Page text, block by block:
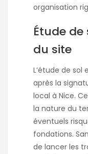
organisation
Étude
du site
L’étude de sol
après la
local à Nice.
la nature du
éventuels
fondations.
de lancer les